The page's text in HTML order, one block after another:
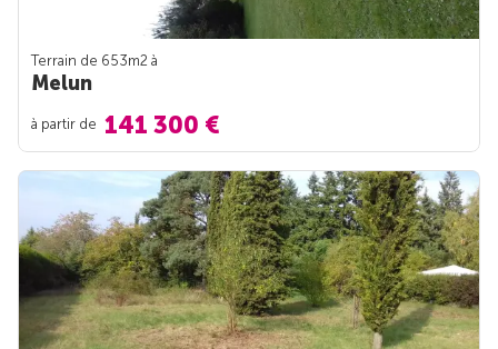
Terrain de 653m2 à
Melun
à partir de 141 300 €